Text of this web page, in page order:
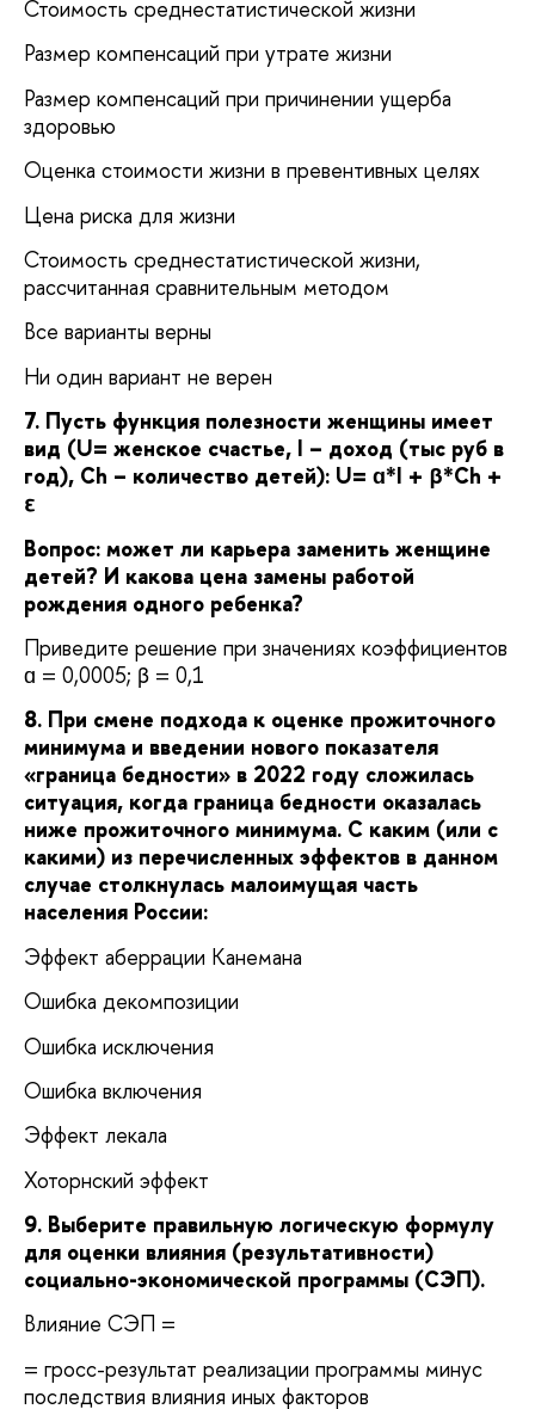
Стоимость среднестатистической жизни
Размер компенсаций при утрате жизни
Размер компенсаций при причинении ущерба
здоровью
Оценка стоимости жизни в превентивных целях
Цена риска для жизни
Стоимость среднестатистической жизни,
рассчитанная сравнительным методом
Все варианты верны
Ни один вариант не верен
7. Пусть функция полезности женщины имеет
вид (U= женское счастье, I – доход (тыс руб в
год), Ch – количество детей): U= ɑ*I + β*Ch +
ε
Вопрос: может ли карьера заменить женщине
детей? И какова цена замены работой
рождения одного ребенка?
Приведите решение при значениях коэффициентов
ɑ = 0,0005; β = 0,1
8. При смене подхода к оценке прожиточного
минимума и введении нового показателя
«граница бедности» в 2022 году сложилась
ситуация, когда граница бедности оказалась
ниже прожиточного минимума. С каким (или с
какими) из перечисленных эффектов в данном
случае столкнулась малоимущая часть
населения России:
Эффект аберрации Канемана
Ошибка декомпозиции
Ошибка исключения
Ошибка включения
Эффект лекала
Хоторнский эффект
9. Выберите правильную логическую формулу
для оценки влияния (результативности)
социально-экономической программы (СЭП).
Влияние СЭП =
= гросс-результат реализации программы минус
последствия влияния иных факторов